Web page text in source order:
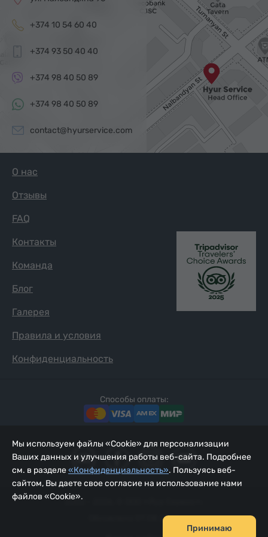
+374 10 54 60 40
+374 93 50 40 40
+374 98 40 50 89
+374 98 40 50 89
contact@hyurservice.com
О нас
Отзывы
FAQ
Контакты
Команда
Блог
Галерея
Правила и условия
Конфиденциальность
Способы оплаты:
2002 - 2026, © ООО «Йур Сервис»;
Обновлено 07.08.2026
Мы используем файлы «Cookie» для персонализации
Ваших данных и улучшения работы веб-сайта. Подробнее
см. в разделе«Конфиденциальность». Пользуясь веб-
сайтом, Вы даете свое согласие на использование нами
файлов «Cookie».
Принимаю